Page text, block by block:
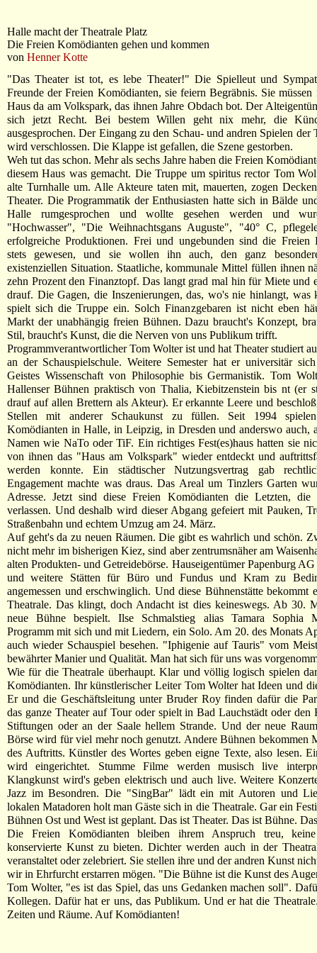
Halle macht der Theatrale Platz
Die Freien Komödianten gehen und kommen
von Henner Kotte
"Das Theater ist tot, es lebe Theater!" Die Spielleut und
Freunde der Freien Komödianten, sie feiern Begräbnis. Sie müssen
Haus da am Volkspark, das ihnen Jahre Obdach bot. Der
sich jetzt Recht. Bei bestem Willen geht nix mehr, die
ausgesprochen. Der Eingang zu den Schau- und andren Spielen der
wird verschlossen. Die Klappe ist gefallen, die Szene gestorben.
Weh tut das schon. Mehr als sechs Jahre haben die Freien
diesem Haus was gemacht. Die Truppe um spiritus rector Tom
alte Turnhalle um. Alle Akteure taten mit, mauerten, zogen
Theater. Die Programmatik der Enthusiasten hatte sich in Bälde
Halle rumgesprochen und wollte gesehen werden und
"Hochwasser", "Die Weihnachtsgans Auguste", "40° C,
erfolgreiche Produktionen. Frei und ungebunden sind die Freien
stets gewesen, und sie wollen ihn auch, den ganz
existenziellen Situation. Staatliche, kommunale Mittel füllen ihnen
zehn Prozent den Finanztopf. Das langt grad mal hin für Miete und
drauf. Die Gagen, die Inszenierungen, das, wo's nie hinlangt, was
spielt sich die Truppe ein. Solch Finanzgebaren ist nicht eben
Markt der unabhängig freien Bühnen. Dazu braucht's Konzept,
Stil, braucht's Kunst, die die Nerven von uns Publikum trifft.
Programmverantwortlicher Tom Wolter ist und hat Theater studiert
an der Schauspielschule. Weitere Semester hat er universitär
Geistes Wissenschaft von Philosophie bis Germanistik. Tom
Hallenser Bühnen praktisch von Thalia, Kiebitzenstein bis nt (er
drauf auf allen Brettern als Akteur). Er erkannte Leere und
Stellen mit anderer Schaukunst zu füllen. Seit 1994
Komödianten in Halle, in Leipzig, in Dresden und anderswo auch,
Namen wie NaTo oder TiF. Ein richtiges Fest(es)haus hatten sie
von ihnen das "Haus am Volkspark" wieder entdeckt und
werden konnte. Ein städtischer Nutzungsvertrag gab
Engagement machte was draus. Das Areal um Tinzlers Garten
Adresse. Jetzt sind diese Freien Komödianten die Letzten, die
verlassen. Und deshalb wird dieser Abgang gefeiert mit Pauken,
Straßenbahn und echtem Umzug am 24. März.
Auf geht's da zu neuen Räumen. Die gibt es wahrlich und schön.
nicht mehr im bisherigen Kiez, sind aber zentrumsnäher am
alten Produkten- und Getreidebörse. Hauseigentümer Papenburg
und weitere Stätten für Büro und Fundus und Kram zu
angemessen und erschwinglich. Und diese Bühnenstätte bekommt
Theatrale. Das klingt, doch Andacht ist dies keineswegs. Ab 30.
neue Bühne bespielt. Ilse Schmalstieg alias Tamara Sophia
Programm mit sich und mit Liedern, ein Solo. Am 20. des Monats
auch wieder Schauspiel besehen. "Iphigenie auf Tauris" vom
bewährter Manier und Qualität. Man hat sich für uns was
Wie für die Theatrale überhaupt. Klar und völlig logisch spielen
Komödianten. Ihr künstlerischer Leiter Tom Wolter hat Ideen und
Er und die Geschäftsleitung unter Bruder Roy finden dafür die
das ganze Theater auf Tour oder spielt in Bad Lauchstädt oder den
Stiftungen oder an der Saale hellem Strande. Und der neue
Börse wird für viel mehr noch genutzt. Andere Bühnen bekommen
des Auftritts. Künstler des Wortes geben eigne Texte, also lesen.
wird eingerichtet. Stumme Filme werden musisch live
Klangkunst wird's geben elektrisch und auch live. Weitere
Jazz im Besondren. Die "SingBar" lädt ein mit Autoren und
lokalen Matadoren holt man Gäste sich in die Theatrale. Gar ein
Bühnen Ost und West ist geplant. Das ist Theater. Das ist Bühne.
Die Freien Komödianten bleiben ihrem Anspruch treu,
konservierte Kunst zu bieten. Dichter werden auch in der
veranstaltet oder zelebriert. Sie stellen ihre und der andren Kunst
wir in Ehrfurcht erstarren mögen. "Die Bühne ist die Kunst des
Tom Wolter, "es ist das Spiel, das uns Gedanken machen soll".
Kollegen. Dafür hat er uns, das Publikum. Und er hat die
Zeiten und Räume. Auf Komödianten!